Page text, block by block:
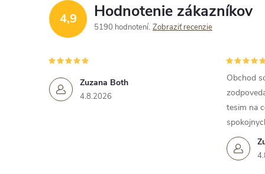
s
u
4,9 Hodnotenie zákazníkov
5190 hodnotení Zobraziť recenzie
Zuzana Both
4.8.2026
Obchod
tesim na